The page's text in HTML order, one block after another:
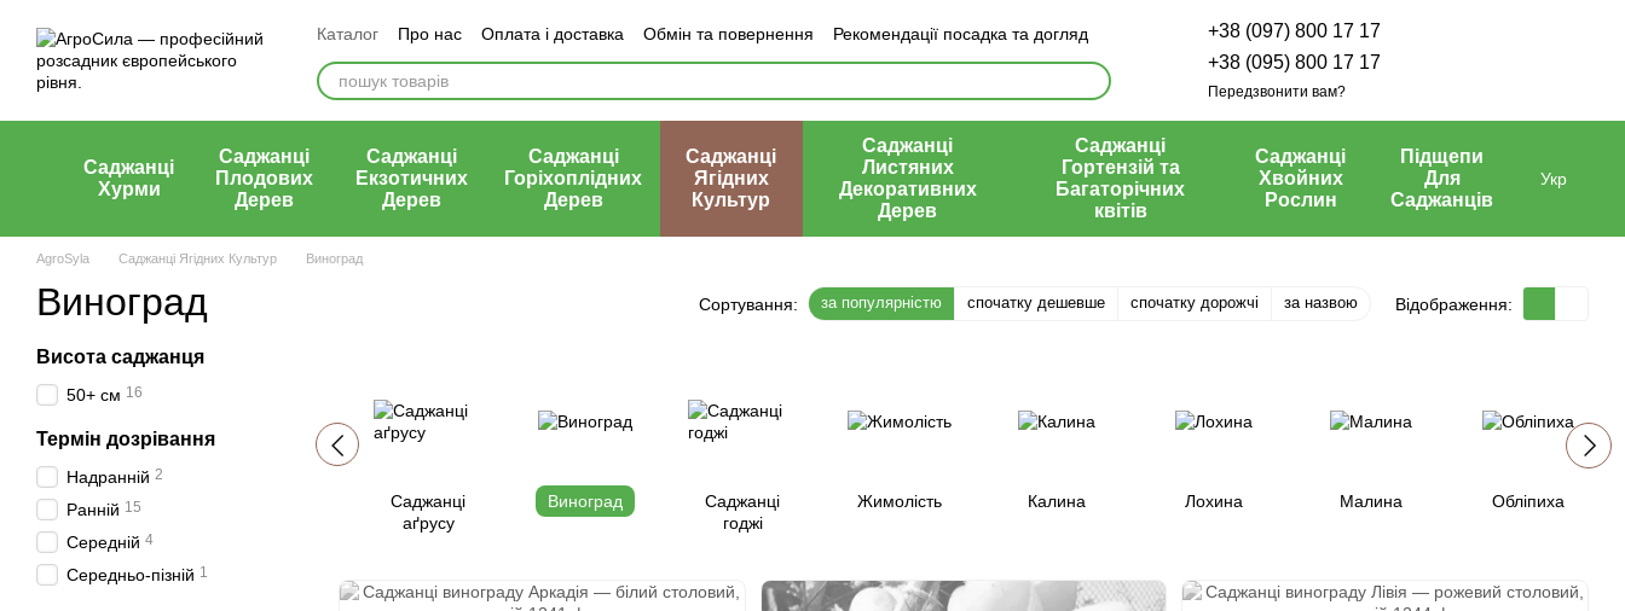
Каталог Про нас Оплата і доставка Обмін та повернення
Рекомендації посадка та догляд
Статті
Контакти Відгуки про магазин
+38 (097) 800 17 17
+38 (095) 800 17 17
Передзвонити вам?
Саджанці
Хурми
Саджанці
Плодових
Дерев
Саджанці
Екзотичних
Дерев
Саджанці
Горіхоплідних
Дерев
Саджанці
Ягідних
Культур
Саджанці
Листяних
Декоративних
Дерев
Саджанці
Гортензій та
Багаторічних
квітів
Саджанці
Хвойних
Рослин
Підщепи
Для
Саджанців
Укр
AgroSyla Саджанці Ягідних Культур Виноград
Виноград Сортування: за популярністю спочатку дешевше спочатку дорожчі за назвою Відображення:
Саджанці
аґрусу
Виноград
Саджанці
годжі
Жимолість Калина Лохина Малина Обліпиха
Висота саджанця
50+ см 16
Термін дозрівання
Надранній 2
Ранній 15
Середній 4
Середньо-пізній 1